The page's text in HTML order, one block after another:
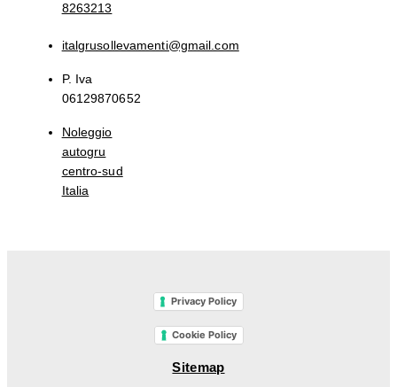
8263213
italgrusollevamenti@gmail.com
P. Iva
06129870652
Noleggio
autogru
centro-sud
Italia
Privacy Policy
Cookie Policy
Sitemap